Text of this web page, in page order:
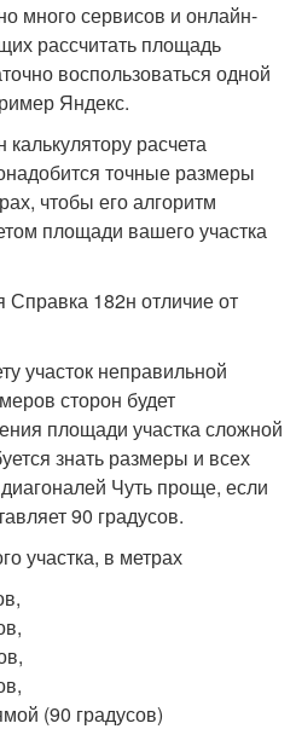
много сервисов и онлайн-
рассчитать площадь
воспользоваться одной
Яндекс.
расчета
точные размеры
чтобы его алгоритм
площади вашего участка
Справка 182н отличие от
участок неправильной
сторон будет
площади участка сложной
знать размеры и всех
Чуть проще, если
90 градусов.
участка, в метрах
(90 градусов)